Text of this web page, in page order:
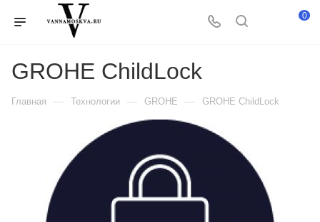
0
GROHE ChildLock
Главная — Технологии — GROHE — GROHE ChildLock